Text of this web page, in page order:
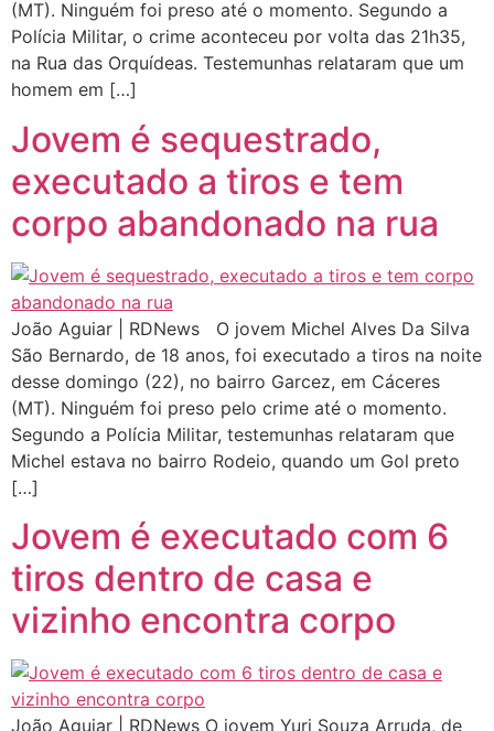
(MT). Ninguém foi preso até o momento. Segundo a
Polícia Militar, o crime aconteceu por volta das 21h35,
na Rua das Orquídeas. Testemunhas relataram que um
homem em […]
Jovem é sequestrado,
executado a tiros e tem
corpo abandonado na rua
João Aguiar | RDNews O jovem Michel Alves Da Silva
São Bernardo, de 18 anos, foi executado a tiros na noite
desse domingo (22), no bairro Garcez, em Cáceres
(MT). Ninguém foi preso pelo crime até o momento.
Segundo a Polícia Militar, testemunhas relataram que
Michel estava no bairro Rodeio, quando um Gol preto
[…]
Jovem é executado com 6
tiros dentro de casa e
vizinho encontra corpo
João Aguiar | RDNews O jovem Yuri Souza Arruda, de